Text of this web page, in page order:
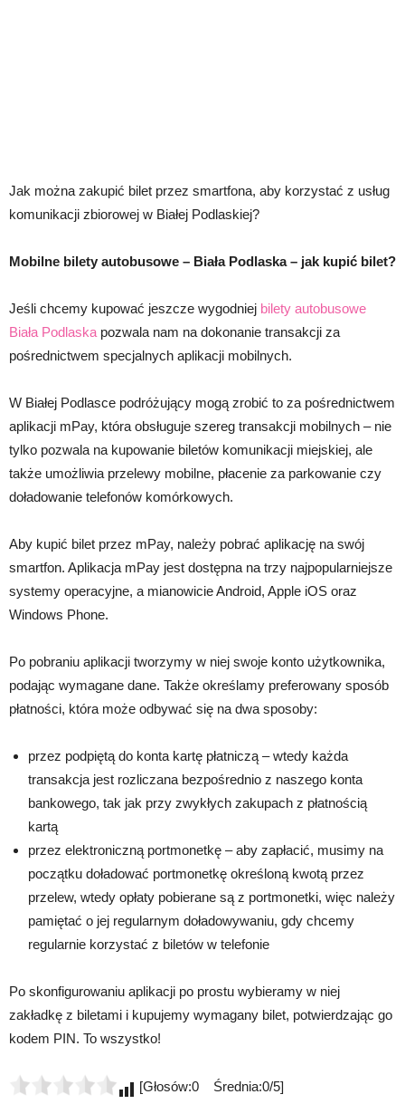
Jak można zakupić bilet przez smartfona, aby korzystać z usług
komunikacji zbiorowej w Białej Podlaskiej?
Mobilne bilety autobusowe – Biała Podlaska – jak kupić bilet?
Jeśli chcemy kupować jeszcze wygodniej bilety autobusowe
Biała Podlaska pozwala nam na dokonanie transakcji za
pośrednictwem specjalnych aplikacji mobilnych.
W Białej Podlasce podróżujący mogą zrobić to za pośrednictwem
aplikacji mPay, która obsługuje szereg transakcji mobilnych – nie
tylko pozwala na kupowanie biletów komunikacji miejskiej, ale
także umożliwia przelewy mobilne, płacenie za parkowanie czy
doładowanie telefonów komórkowych.
Aby kupić bilet przez mPay, należy pobrać aplikację na swój
smartfon. Aplikacja mPay jest dostępna na trzy najpopularniejsze
systemy operacyjne, a mianowicie Android, Apple iOS oraz
Windows Phone.
Po pobraniu aplikacji tworzymy w niej swoje konto użytkownika,
podając wymagane dane. Także określamy preferowany sposób
płatności, która może odbywać się na dwa sposoby:
przez podpiętą do konta kartę płatniczą – wtedy każda
transakcja jest rozliczana bezpośrednio z naszego konta
bankowego, tak jak przy zwykłych zakupach z płatnością
kartą
przez elektroniczną portmonetkę – aby zapłacić, musimy na
początku doładować portmonetkę określoną kwotą przez
przelew, wtedy opłaty pobierane są z portmonetki, więc należy
pamiętać o jej regularnym doładowywaniu, gdy chcemy
regularnie korzystać z biletów w telefonie
Po skonfigurowaniu aplikacji po prostu wybieramy w niej
zakładkę z biletami i kupujemy wymagany bilet, potwierdzając go
kodem PIN. To wszystko!
[Głosów:0 Średnia:0/5]